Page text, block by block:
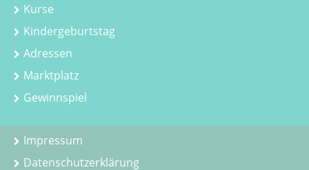
Kurse
Kindergeburtstag
Adressen
Marktplatz
Gewinnspiel
Impressum
Datenschutzerklärung